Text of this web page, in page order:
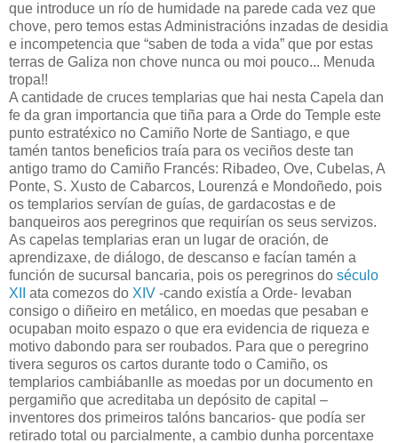
que introduce un río de humidade na parede cada vez que
chove, pero temos estas Administracións inzadas de desidia
e incompetencia que “saben de toda a vida” que por estas
terras de Galiza non chove nunca ou moi pouco... Menuda
tropa!!
A cantidade de cruces templarias que hai nesta Capela dan
fe da gran importancia que tiña para a Orde do Temple este
punto estratéxico no Camiño Norte de Santiago, e que
tamén tantos beneficios traía para os veciños deste tan
antigo tramo do Camiño Francés: Ribadeo, Ove, Cubelas, A
Ponte, S. Xusto de Cabarcos, Lourenzá e Mondoñedo, pois
os templarios servían de guías, de gardacostas e de
banqueiros aos peregrinos que requirían os seus servizos.
As capelas templarias eran un lugar de oración, de
aprendizaxe, de diálogo, de descanso e facían tamén a
función de sucursal bancaria, pois os peregrinos do século
XII
ata comezos do XIV -cando existía a Orde- levaban
consigo o diñeiro en metálico, en moedas que pesaban e
ocupaban moito espazo o que era evidencia de riqueza e
motivo dabondo para ser roubados. Para que o peregrino
tivera seguros os cartos durante todo o Camiño, os
templarios cambiábanlle as moedas por un documento en
pergamiño que acreditaba un depósito de capital –
inventores dos primeiros talóns bancarios- que podía ser
retirado total ou parcialmente, a cambio dunha porcentaxe